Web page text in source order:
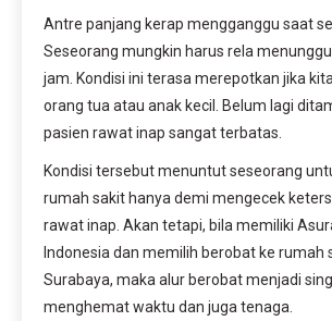
Antre panjang kerap mengganggu saat
Seseorang mungkin harus rela
jam. Kondisi ini terasa merepotkan jika
orang tua atau anak kecil. Belum lagi
pasien rawat inap sangat terbatas.
Kondisi tersebut menuntut seseorang
rumah sakit hanya demi mengecek
rawat inap. Akan tetapi, bila memiliki
Indonesia dan memilih berobat ke rumah
Surabaya, maka alur berobat menjadi
menghemat waktu dan juga tenaga.